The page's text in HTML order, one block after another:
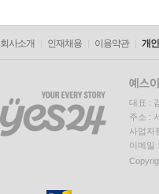
회사소개 인재채용 이용약관 개
대표 :
주소 :
사업자
이메일